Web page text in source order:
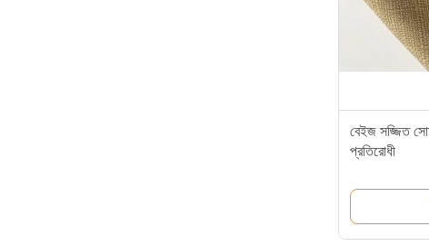
বেইজ সজ্জিত
প্রতিরোধী